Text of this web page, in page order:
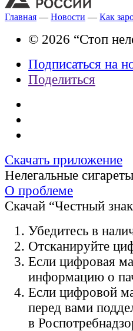
Главная — Новости — Как
© 2026 “Стоп
Подписаться на
Поделиться
Скачать приложение
Нелегальные
О проблеме
Скачай “Честный
Убедитесь в
Отсканируйте
Если цифровая
информацию о
Если цифровой
перед вами
в